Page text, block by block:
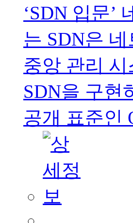
‘SDN 입문’
는 SDN은
중앙 관리
SDN을 구현
공개 표준인